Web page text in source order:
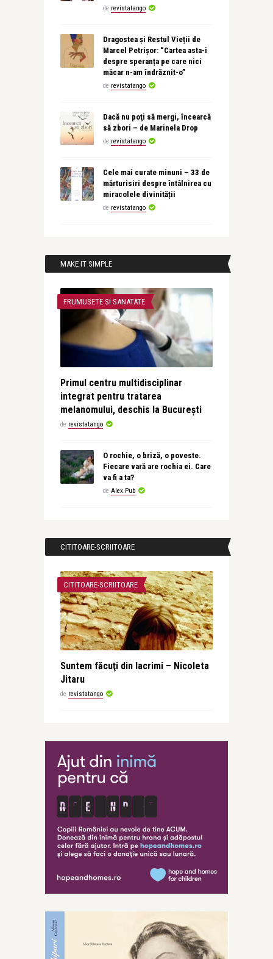
de revistatango
Dragostea și Restul Vieții de
Marcel Petrișor: “Cartea asta-i
despre speranța pe care nici
măcar n-am îndrăznit-o”
de revistatango
Dacă nu poţi să mergi, încearcă
să zbori – de Marinela Drop
de revistatango
Cele mai curate minuni – 33 de
mărturisiri despre întâlnirea cu
miracolele divinității
de revistatango
MAKE IT SIMPLE
FRUMUSETE SI SANATATE
Primul centru multidisciplinar
integrat pentru tratarea
melanomului, deschis la București
de revistatango
O rochie, o briză, o poveste.
Fiecare vară are rochia ei. Care
va fi a ta?
de Alex Pub
CITITOARE-SCRIITOARE
CITITOARE-SCRIITOARE
Suntem făcuţi din lacrimi – Nicoleta
Jitaru
de revistatango